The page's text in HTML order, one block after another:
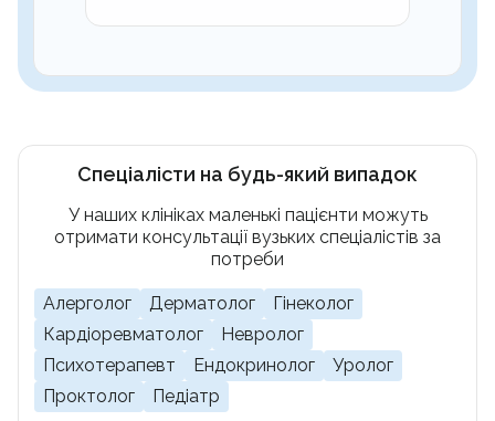
Спеціалісти на будь-який випадок
У наших клініках маленькі пацієнти можуть
отримати консультації вузьких спеціалістів за
потреби
Алерголог Дерматолог
Гінеколог
Кардіоревматолог
Невролог
Психотерапевт
Ендокринолог
Уролог
Проктолог
Педіатр